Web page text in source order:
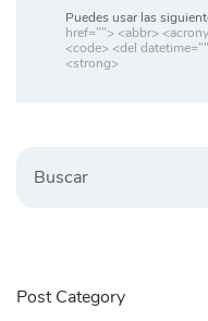
Puedes usar las
href=""> <abbr>
<code> <del
<strong>
Post Category